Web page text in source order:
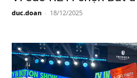
duc.doan - 18/12/2025